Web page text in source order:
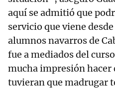
aquí se admitió que
servicio que viene
alumnos navarros de
fue a mediados del
mucha impresión hacer
tuvieran que madrugar